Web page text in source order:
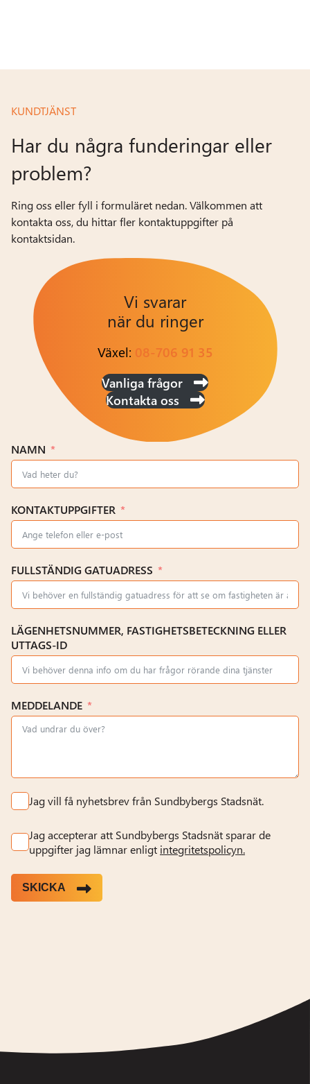
KUNDTJÄNST
Har du några funderingar eller
problem?
Ring oss eller fyll i formuläret nedan. Välkommen att
kontakta oss, du hittar fler kontaktuppgifter på
kontaktsidan.
Vi svarar
när du ringer
Växel: 08-706 91 35
Vanliga frågor
Kontakta oss
NAMN
KONTAKTUPPGIFTER
FULLSTÄNDIG GATUADRESS
LÄGENHETSNUMMER, FASTIGHETSBETECKNING ELLER
UTTAGS-ID
MEDDELANDE
Jag vill få nyhetsbrev från Sundbybergs Stadsnät.
Jag accepterar att Sundbybergs Stadsnät sparar de
uppgifter jag lämnar enligt integritetspolicyn.
SKICKA